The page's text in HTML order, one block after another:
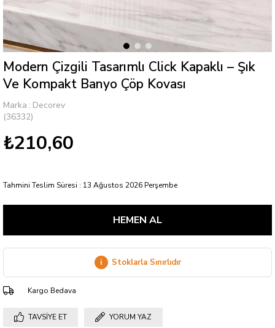
Modern Çizgili Tasarımlı Click Kapaklı – Şık
Ve Kompakt Banyo Çöp Kovası
Marka : Decorev
(36332)
₺210,60
Tahmini Teslim Süresi : 13 Ağustos 2026 Perşembe
i Stoklarla Sınırlıdır
Kargo Bedava
TAVSIYE ET YORUM YAZ